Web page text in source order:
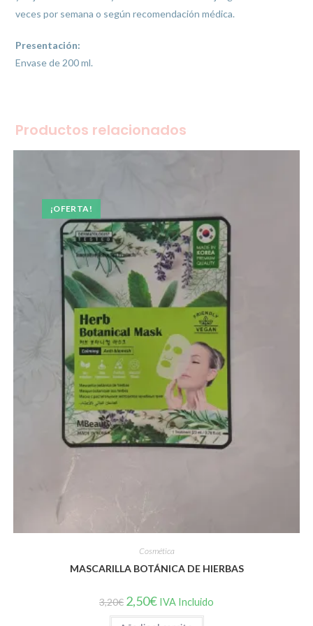
veces por semana o según recomendación médica.
Presentación:
Envase de 200 ml.
Productos relacionados
¡OFERTA!
Cosmética
MASCARILLA BOTÁNICA DE HIERBAS
3,20€ El
precio
original
2,50€El
precio
actual
IVA Incluido